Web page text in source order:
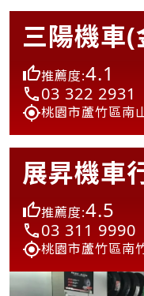
三陽機車
推薦度:4.1
03 322 2931
桃園市蘆竹區南
展昇機車
推薦度:4.5
03 311 9990
桃園市蘆竹區南